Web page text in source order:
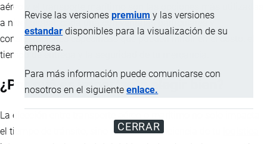
Revise las versionespremium y las versiones
estandar disponibles para la visualización de su
empresa.
Para más información puede comunicarse con
nosotros en el siguienteenlace.
CERRAR
aéreo y el transporte marítimo son las opciones más utilizadas
a nivel global, cada una con ventajas particulares y
consideraciones específicas que pueden influir en el costo, el
tiempo de entrega y la seguridad de tu
¿Por qué es importante elegir bien?
La elección entre transporte aéreo o marítimo no solo impacta
el tiempo de tránsito, sino también la eficiencia de tu